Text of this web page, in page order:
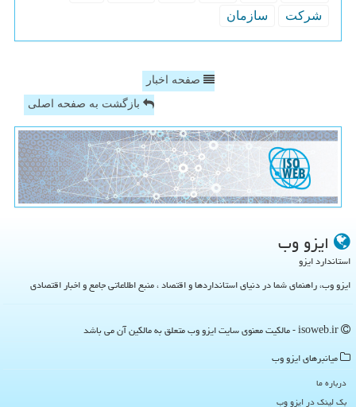
شركت
سازمان
صفحه اخبار
بازگشت به صفحه اصلی
ایزو وب
استاندارد ایزو
ایزو وب، راهنمای شما در دنیای استانداردها و اقتصاد ، منبع اطلاعاتی جامع و اخبار اقتصادی
میانبرهای ایزو وب
درباره ما
بک لینک در ایزو وب